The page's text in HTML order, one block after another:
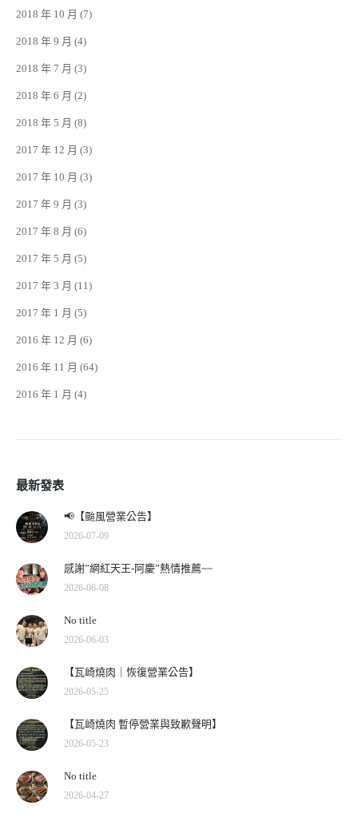
2018 年 10 月 (7)
2018 年 9 月 (4)
2018 年 7 月 (3)
2018 年 6 月 (2)
2018 年 5 月 (8)
2017 年 12 月 (3)
2017 年 10 月 (3)
2017 年 9 月 (3)
2017 年 8 月 (6)
2017 年 5 月 (5)
2017 年 3 月 (11)
2017 年 1 月 (5)
2016 年 12 月 (6)
2016 年 11 月 (64)
2016 年 1 月 (4)
最新發表
📢【颱風營業公告】
2026-07-09
感謝”網紅天王-阿慶”熱情推薦~~
2026-06-08
No title
2026-06-03
【瓦崎燒肉｜恢復營業公告】
2026-05-25
【瓦崎燒肉 暫停營業與致歉聲明】
2026-05-23
No title
2026-04-27